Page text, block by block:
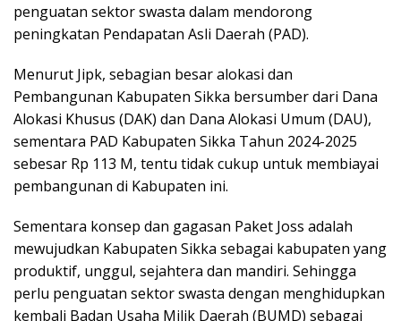
penguatan sektor swasta dalam mendorong
peningkatan Pendapatan Asli Daerah (PAD).
Menurut Jipk, sebagian besar alokasi dan
Pembangunan Kabupaten Sikka bersumber dari Dana
Alokasi Khusus (DAK) dan Dana Alokasi Umum (DAU),
sementara PAD Kabupaten Sikka Tahun 2024-2025
sebesar Rp 113 M, tentu tidak cukup untuk membiayai
pembangunan di Kabupaten ini.
Sementara konsep dan gagasan Paket Joss adalah
mewujudkan Kabupaten Sikka sebagai kabupaten yang
produktif, unggul, sejahtera dan mandiri. Sehingga
perlu penguatan sektor swasta dengan menghidupkan
kembali Badan Usaha Milik Daerah (BUMD) sebagai